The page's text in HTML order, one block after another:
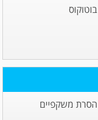
בוטוקוס
הסרת משקפיים